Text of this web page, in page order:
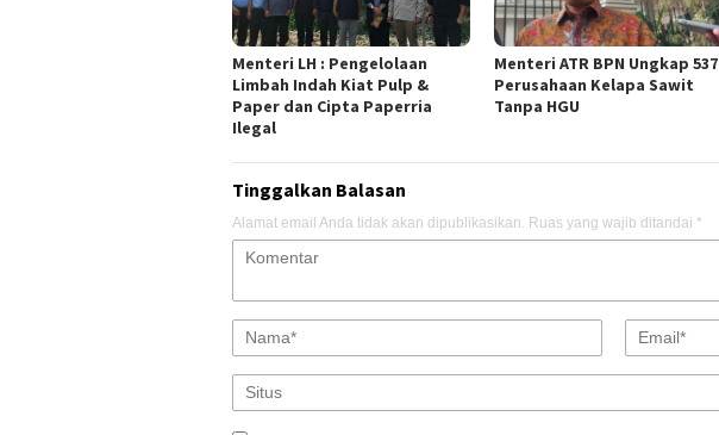
Menteri LH : Pengelolaan
Limbah Indah Kiat Pulp &
Paper dan Cipta Paperria
Ilegal
Menteri ATR BPN Ungkap 537
Perusahaan Kelapa Sawit
Tanpa HGU
Tinggalkan Balasan
Alamat email Anda tidak akan dipublikasikan. Ruas yang wajib ditandai *